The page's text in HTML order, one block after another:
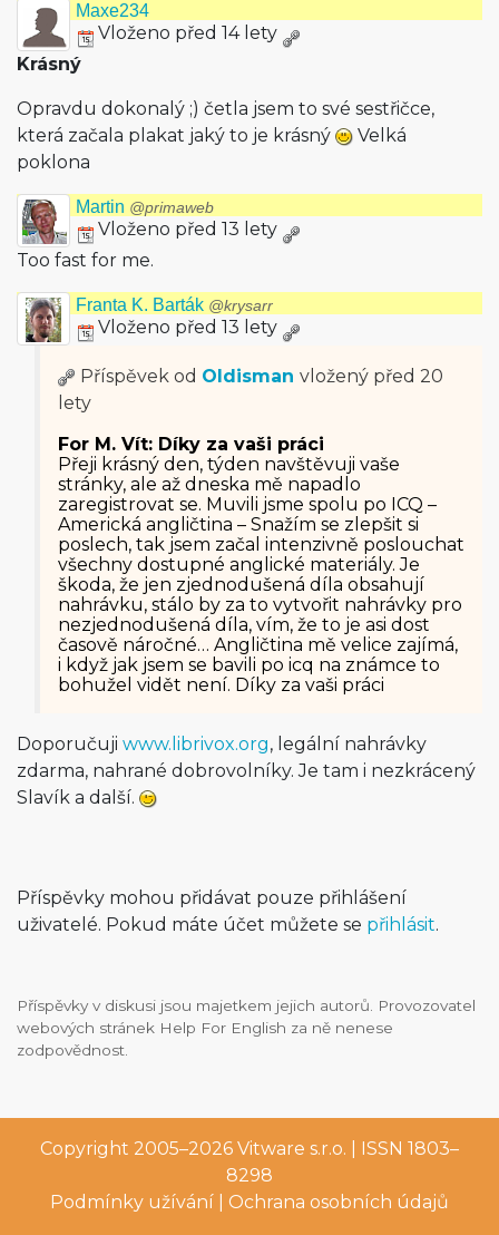
Maxe234
Vloženo před 14 lety
Krásný
Opravdu dokonalý ;) četla jsem to své sestřičce,
která začala plakat jaký to je krásný
Velká
poklona
Martin @primaweb
Vloženo před 13 lety
Too fast for me.
Franta K. Barták @krysarr
Vloženo před 13 lety
Příspěvek od Oldisman vložený před 20
lety
For M. Vít: Díky za vaši práci
Přeji krásný den, týden navštěvuji vaše
stránky, ale až dneska mě napadlo
zaregistrovat se. Muvili jsme spolu po ICQ –
Americká angličtina – Snažím se zlepšit si
poslech, tak jsem začal intenzivně poslouchat
všechny dostupné anglické materiály. Je
škoda, že jen zjednodušená díla obsahují
nahrávku, stálo by za to vytvořit nahrávky pro
nezjednodušená díla, vím, že to je asi dost
časově náročné… Angličtina mě velice zajímá,
i když jak jsem se bavili po icq na známce to
bohužel vidět není. Díky za vaši práci
Doporučuji www.librivox.org, legální nahrávky
zdarma, nahrané dobrovolníky. Je tam i nezkrácený
Slavík a další.
Příspěvky mohou přidávat pouze přihlášení
uživatelé. Pokud máte účet můžete se přihlásit.
Příspěvky v diskusi jsou majetkem jejich autorů. Provozovatel
webových stránek Help For English za ně nenese
zodpovědnost.
Copyright 2005–2026 Vitware s.r.o. | ISSN 1803–
8298
Podmínky užívání
Ochrana osobních údajů